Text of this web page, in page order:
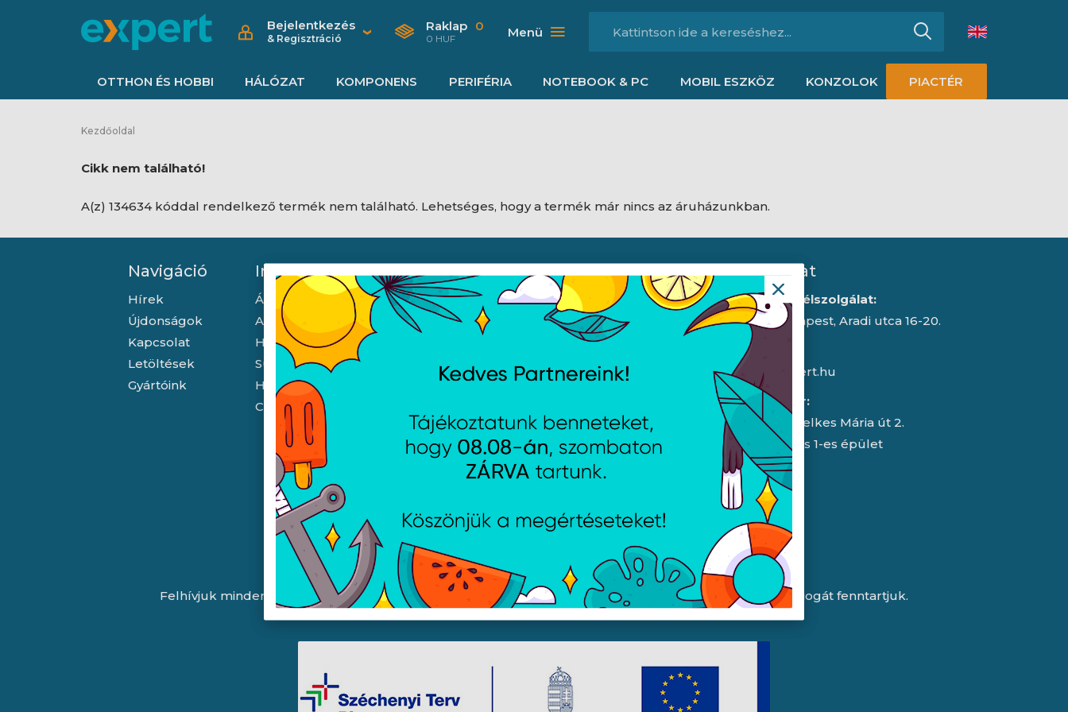
Bejelentkezés
& Regisztráció
Raklap 0
0 HUF Menü
OTTHON ÉS HOBBI HÁLÓZAT KOMPONENS PERIFÉRIA NOTEBOOK & PC MOBIL ESZKÖZ KONZOLOK PIACTÉR
Kezdőoldal
Cikk nem található!
A(z) 134634 kóddal rendelkező termék nem található. Lehetséges, hogy a termék már nincs az áruházunkban.
Navigáció
Hírek
Újdonságok
Kapcsolat
Letöltések
Gyártóink
Információ
Általános szerződési feltételek
Adatkezelési tájékoztató
Hallásvédelmi tájékoztató
Süti (cookie) tájékoztató
Házhozszállítási lehetőségek
Céginformáció
Nyitvatartás
Hétfő:
Csütörtök:
Péntek:
8:00 - 16:30
8:00 - 16:30
8:00 - 16:30
8:00 - 15:30
Kapcsolat
Iroda/ügyfélszolgálat:
1043 Budapest, Aradi utca 16-20.
E-mail:
info@expert.hu
RMA/raktár:
2151 Fót, Telkes Mária út 2.
HelloParks 1-es épület
Felhívjuk minden látogatónk figyelmét, hogy a honlapunkon található képek illusztrációk, a változtatás jogát fenntartjuk.